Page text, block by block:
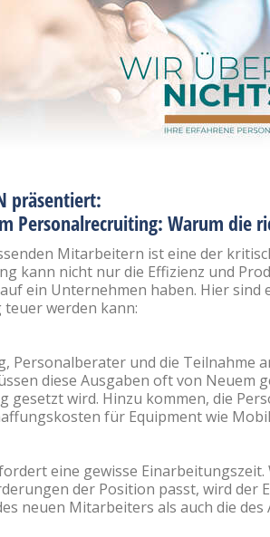
präsentiert:
Personalrecruiting: Warum die
Mitarbeitern ist eine der
kann nicht nur die Effizienz und
ein Unternehmen haben. Hier sind
werden kann:
Personalberater und die Teilnahme
diese Ausgaben oft von Neuem
gesetzt wird. Hinzu kommen, die
für Equipment wie
eine gewisse
der Position passt, wird der
neuen Mitarbeiters als auch die